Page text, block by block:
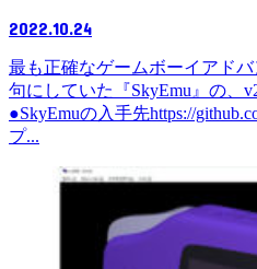
2022.10.24
最も正確なゲームボーイアド
句にしていた『SkyEmu』の、
●SkyEmuの入手先https://
プ...